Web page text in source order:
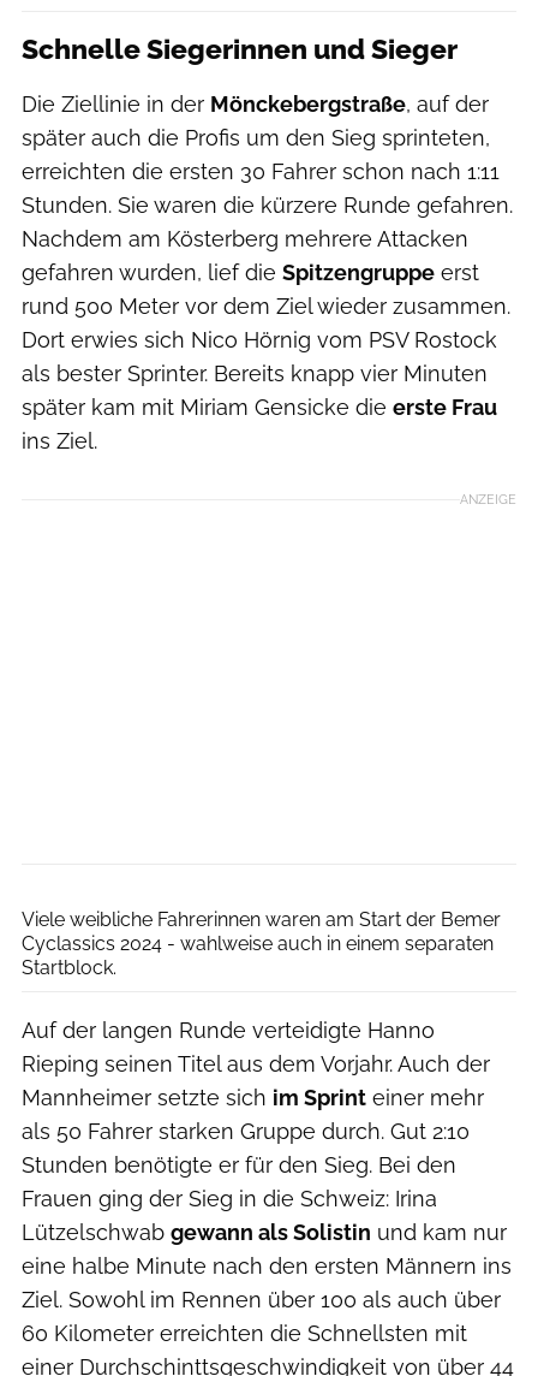
Schnelle Siegerinnen und Sieger
Die Ziellinie in der Mönckebergstraße, auf der
später auch die Profis um den Sieg sprinteten,
erreichten die ersten 30 Fahrer schon nach 1:11
Stunden. Sie waren die kürzere Runde gefahren.
Nachdem am Kösterberg mehrere Attacken
gefahren wurden, lief die Spitzengruppe erst
rund 500 Meter vor dem Ziel wieder zusammen.
Dort erwies sich Nico Hörnig vom PSV Rostock
als bester Sprinter. Bereits knapp vier Minuten
später kam mit Miriam Gensicke die erste Frau
ins Ziel.
ANZEIGE
Viele weibliche Fahrerinnen waren am Start der Bemer
Cyclassics 2024 - wahlweise auch in einem separaten
Startblock.
Auf der langen Runde verteidigte Hanno
Rieping seinen Titel aus dem Vorjahr. Auch der
Mannheimer setzte sich im Sprint einer mehr
als 50 Fahrer starken Gruppe durch. Gut 2:10
Stunden benötigte er für den Sieg. Bei den
Frauen ging der Sieg in die Schweiz: Irina
Lützelschwab gewann als Solistin und kam nur
eine halbe Minute nach den ersten Männern ins
Ziel. Sowohl im Rennen über 100 als auch über
60 Kilometer erreichten die Schnellsten mit
einer Durchschinttsgeschwindigkeit von über 44